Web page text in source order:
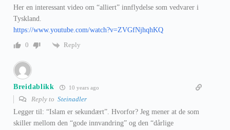
Her en interessant video om “alliert” innflydelse som vedvarer i
Tyskland.
https://www.youtube.com/watch?v=ZVGfNjhqhKQ
0
Reply
Breidablikk 10 years ago
Reply to Steinadler
Legger til: “Islam er sekundært”. Hvorfor? Jeg mener at de som
skiller mellom den “gode innvandring” og den “dårlige